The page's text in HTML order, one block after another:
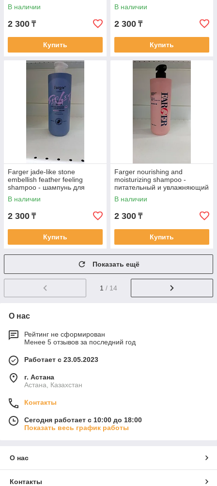
В наличии
2 300 ₸
Купить
В наличии
2 300 ₸
Купить
Farger jade-like stone
embellish feather feeling
shampoo - шампунь для
пышных волос 750 мг
В наличии
2 300 ₸
Купить
Farger nourishing and
moisturizing shampoo -
питательный и увлажняющий
шампунь 750 мг
В наличии
2 300 ₸
Купить
Показать ещё
1 / 14
О нас
Рейтинг не сформирован
Менее 5 отзывов за последний год
Работает с 23.05.2023
г. Астана
Астана, Казахстан
Контакты
Сегодня работает с 10:00 до 18:00
Показать весь график работы
О нас
Контакты